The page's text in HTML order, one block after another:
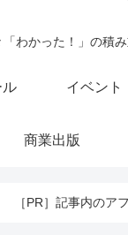
「わかった！」の積
ル イベント
商業出版
［PR］記事内のア